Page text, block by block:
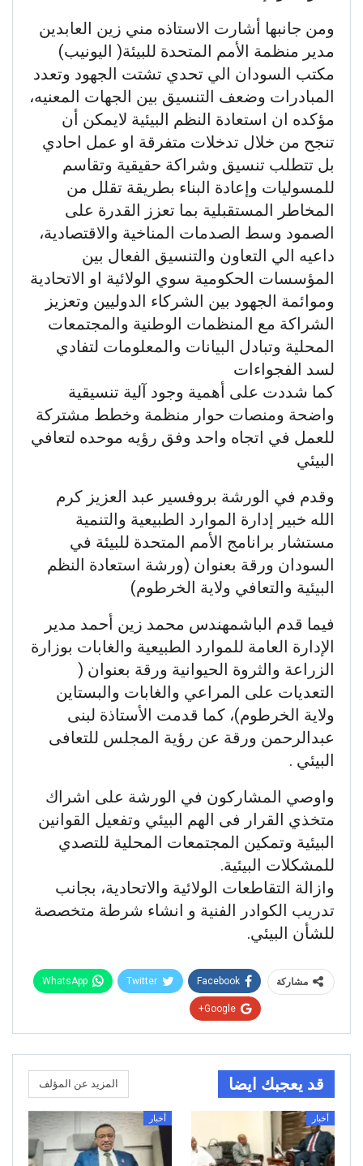
ومن جانبها أشارت الاستاذه مني زين العابدين
مدير منظمة الأمم المتحدة للبيئة( اليونيب)
مكتب السودان الي تحدي تشتت الجهود وتعدد
المبادرات وضعف التنسيق بين الجهات المعنيه،
مؤكده ان استعادة النظم البيئية لايمكن أن
تنجح من خلال تدخلات متفرقة او عمل احادي
بل تتطلب تنسيق وشراكة حقيقية وتقاسم
للمسوليات وإعادة البناء بطريقة تقلل من
المخاطر المستقبلية بما تعزز القدرة على
الصمود وسط الصدمات المناخية والاقتصادية،
داعيه الي التعاون والتنسيق الفعال بين
المؤسسات الحكومية سوي الولائية او الاتحادية
وموائمة الجهود بين الشركاء الدوليين وتعزيز
الشراكة مع المنظمات الوطنية والمجتمعات
المحلية وتبادل البيانات والمعلومات لتفادي
لسد الفجواءات
كما شددت على أهمية وجود آلية تنسيقية
واضحة ومنصات حوار منظمة وخطط مشتركة
للعمل في اتجاه واحد وفق رؤيه موحده لتعافي
البيئي
وقدم في الورشة بروفسير عبد العزيز كرم
الله خبير إدارة الموارد الطبيعية والتنمية
مستشار برانامج الأمم المتحدة للبيئة في
السودان ورقة بعنوان (ورشة استعادة النظم
البيئية والتعافي ولاية الخرطوم)
فيما قدم الباشمهندس محمد زين أحمد مدير
الإدارة العامة للموارد الطبيعية والغابات بوزارة
الزراعة والثروة الحيوانية ورقة بعنوان (
التعديات على المراعي والغابات والبستاين
ولاية الخرطوم)، كما قدمت الأستاذة لبنى
عبدالرحمن ورقة عن رؤية المجلس للتعافى
البيئي .
واوصي المشاركون في الورشة على اشراك
متخذي القرار فى الهم البيئي وتفعيل القوانين
البيئية وتمكين المجتمعات المحلية للتصدي
للمشكلات البيئية.
وازالة التقاطعات الولائية والاتحادية، بجانب
تدريب الكوادر الفنية و انشاء شرطة متخصصة
للشأن البيئي.
مشاركة Facebook
Twitter
WhatsApp
Google+
قد يعجبك ايضا المزيد عن المؤلف
أخبار أخبار